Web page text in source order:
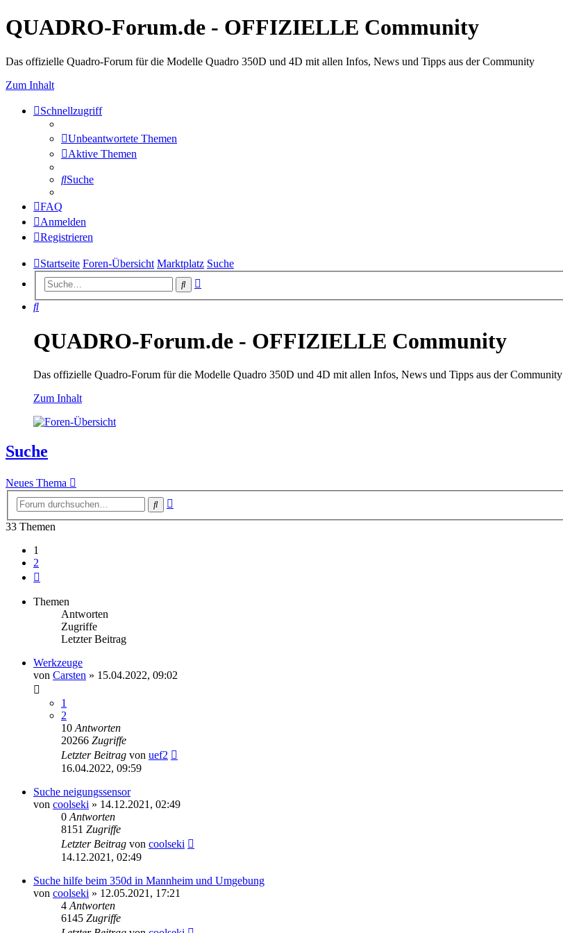
QUADRO-Forum.de - OFFIZIELLE Community
Das offizielle Quadro-Forum für die Modelle Quadro 350D und 4D mit allen Infos, News und Tipps aus der Community
Zum Inhalt
Schnellzugriff
Unbeantwortete Themen
Aktive Themen
Suche
FAQ
Anmelden
Registrieren
Startseite Foren-Übersicht Marktplatz Suche
Suche
Suche
QUADRO-Forum.de - OFFIZIELLE Community
Das offizielle Quadro-Forum für die Modelle Quadro 350D und 4D mit allen Infos, News und Tipps aus der Community
Zum Inhalt
Suche
Neues Thema
Suche
33 Themen
1
2
Themen
Antworten
Zugriffe
Letzter Beitrag
Werkzeuge
von Carsten » 15.04.2022, 09:02
1
2
10 Antworten
20266 Zugriffe
Letzter Beitrag von uef2
16.04.2022, 09:59
Suche neigungssensor
von coolseki » 14.12.2021, 02:49
0 Antworten
8151 Zugriffe
Letzter Beitrag von coolseki
14.12.2021, 02:49
Suche hilfe beim 350d in Mannheim und Umgebung
von coolseki » 12.05.2021, 17:21
4 Antworten
6145 Zugriffe